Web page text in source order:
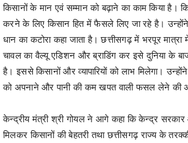
किसानों के मान एवं सम्मान को बढ़ाने का काम किया है।
करने के लिए किसान हित में फैसले लिए जा रहे है।
धान का कटोरा कहा जाता है। छत्तीसगढ़ में भरपूर
चावल का वैल्यू एडिशन और ब्राडिंग कर इसे दुनिया के
है। इससे किसानों और व्यापारियों को लाभ मिलेगा।
को अपनाने और पानी की कम खपत वाली फसल लेने की
केन्द्रीय मंत्री श्री गोयल ने आगे कहा कि केन्द्र
मिलकर किसानों की बेहतरी तथा छत्तीसगढ़ राज्य के